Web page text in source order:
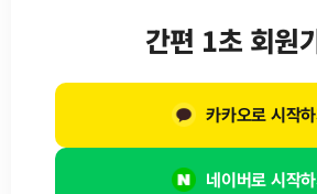
간편 1초 회원
네이버로 시작
카카오로 시작